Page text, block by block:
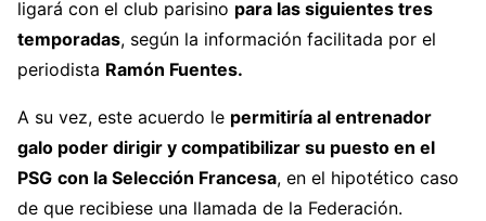
ligará con el club parisino para las siguientes tres
temporadas, según la información facilitada por el
periodista Ramón Fuentes.
A su vez, este acuerdo le permitiría al entrenador
galo poder dirigir y compatibilizar su puesto en el
PSG con la Selección Francesa, en el hipotético caso
de que recibiese una llamada de la Federación.